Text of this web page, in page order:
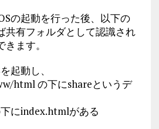
の起動を行った後、以下の
共有フォルダとして認識され
ます。
起動し、
html の下にshareというデ
下にindex.htmlがある